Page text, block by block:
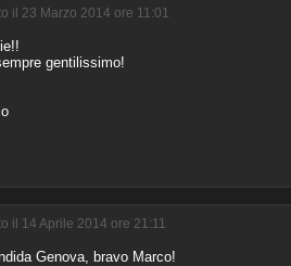
il 23 Marzo 2014 ore 11:01
gentilissimo!
il 14 Aprile 2014 ore 21:11
Genova, bravo Marco!